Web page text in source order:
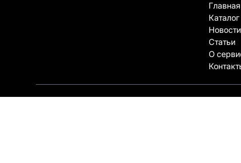
Главная
Каталог
Новости
Статьи
О